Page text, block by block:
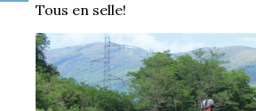
Tous en selle!